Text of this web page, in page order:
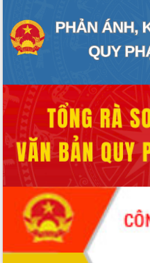
xuất khẩu sầu riêng và triển khai quy
định EUDR
Thứ trưởng Bộ Nông nghiệp và Môi
vùng trồng và doanh nghiệp đóng gói
sầu riêng tại Đắk Lắk
Trình diễn nghệ thuật chế biến các
món ăn từ sầu riêng
Đắk Lắk công bố Quy hoạch và xúc
tiến đầu tư tỉnh
Ngành cá ngừ Đắk Lắk chủ động thích
ứng để giữ vững thị trường xuất khẩu
Diễn đàn Kinh tế tư nhân Việt Nam đột
phá cơ chế - Hợp tác công tư
Đề án 06 tạo bước ngoặt đột phá trong
cải cách hành chính tỉnh Đắk Lắk